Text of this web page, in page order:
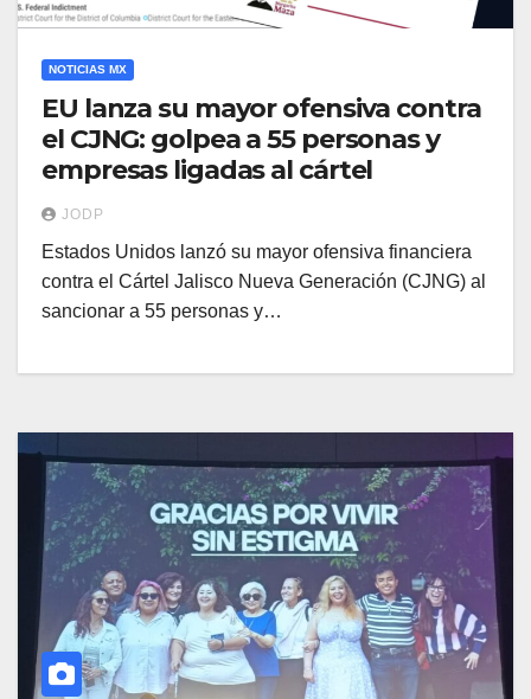
NOTICIAS MX
EU lanza su mayor ofensiva contra
el CJNG: golpea a 55 personas y
empresas ligadas al cártel
JODP
Estados Unidos lanzó su mayor ofensiva financiera
contra el Cártel Jalisco Nueva Generación (CJNG) al
sancionar a 55 personas y…